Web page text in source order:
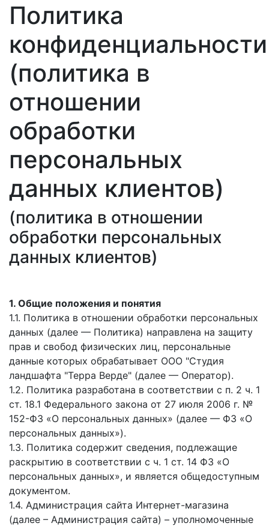
Политика
конфиденциальности
(политика в
отношении
обработки
персональных
данных клиентов)
(политика в отношении
обработки персональных
данных клиентов)
1. Общие положения и понятия
1.1. Политика в отношении обработки персональных
данных (далее — Политика) направлена на защиту
прав и свобод физических лиц, персональные
данные которых обрабатывает ООО "Студия
ландшафта "Терра Верде" (далее — Оператор).
1.2. Политика разработана в соответствии с п. 2 ч. 1
ст. 18.1 Федерального закона от 27 июля 2006 г. №
152-ФЗ «О персональных данных» (далее — ФЗ «О
персональных данных»).
1.3. Политика содержит сведения, подлежащие
раскрытию в соответствии с ч. 1 ст. 14 ФЗ «О
персональных данных», и является общедоступным
документом.
1.4. Администрация сайта Интернет-магазина
(далее – Администрация сайта) – уполномоченные